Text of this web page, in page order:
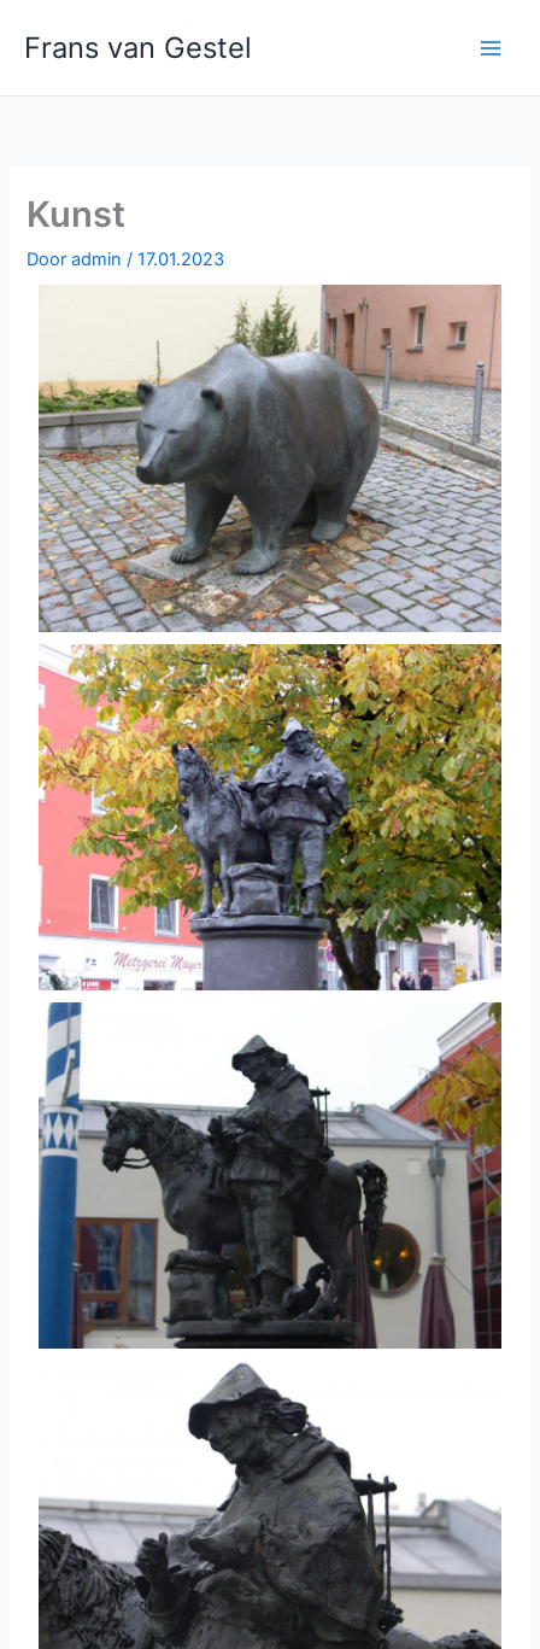
naar
inhoud
Frans van Gestel
Kunst
Dooradmin/17.01.2023